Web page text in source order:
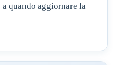
quando aggiornare la